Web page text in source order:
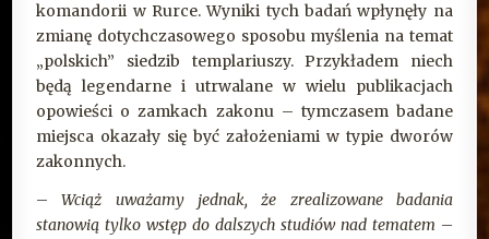
komandorii w Rurce. Wyniki tych badań wpłynęły na
zmianę dotychczasowego sposobu myślenia na temat
„polskich” siedzib templariuszy. Przykładem niech
będą legendarne i utrwalane w wielu publikacjach
opowieści o zamkach zakonu – tymczasem badane
miejsca okazały się być założeniami w typie dworów
zakonnych.
–Wciąż uważamy jednak, że zrealizowane badania
stanowią tylko wstęp do dalszych studiów nad tematem –